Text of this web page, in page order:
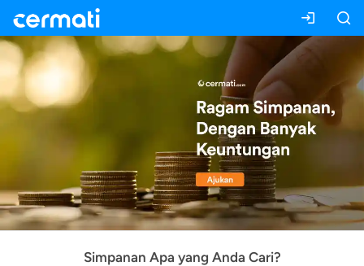
Simpanan Apa yang Anda Cari?